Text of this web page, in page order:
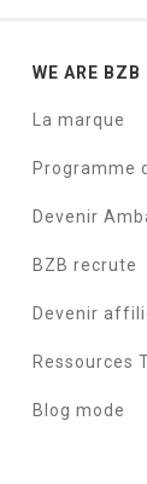
WE ARE BZB
La marque
Programme
Devenir
BZB recrute
Devenir
Ressources
Blog mode